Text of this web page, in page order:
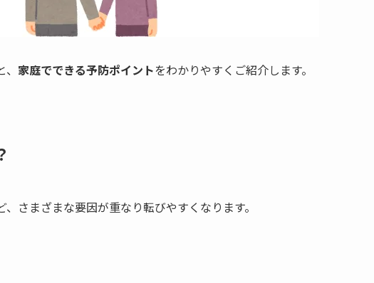
、 家庭でできる予防ポイントをわかりやすくご紹介します。
さまざまな要因が重なり転びやすくなります。